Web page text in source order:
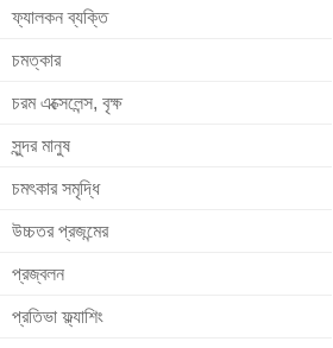
ফ্যালকন ব্যক্তি
চমত্কার
চরম এক্সেলেন্স, বৃক্ষ
সুন্দর মানুষ
চমৎকার সমৃদ্ধি
উচ্চতর প্রজন্মের
প্রজ্বলন
প্রতিভা ফ্ল্যাশিং